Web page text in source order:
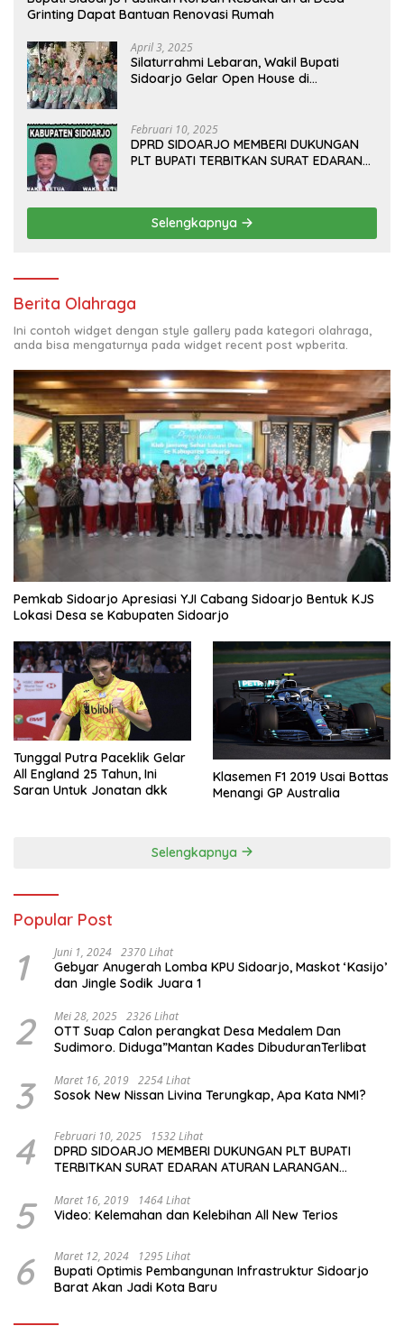
Grinting Dapat Bantuan Renovasi Rumah
April 3, 2025
Silaturrahmi Lebaran, Wakil Bupati
Sidoarjo Gelar Open House di
Februari 10, 2025
DPRD SIDOARJO MEMBERI DUKUNGAN
PLT BUPATI TERBITKAN SURAT EDARAN
KELUAR KOTA
Selengkapnya
Berita Olahraga
Ini contoh widget dengan style gallery pada kategori olahraga,
anda bisa mengaturnya pada widget recent post wpberita.
Pemkab Sidoarjo Apresiasi YJI Cabang Sidoarjo Bentuk KJS
Lokasi Desa se Kabupaten Sidoarjo
Tunggal Putra Paceklik Gelar
All England 25 Tahun, Ini
Saran Untuk Jonatan dkk
Klasemen F1 2019 Usai Bottas
Menangi GP Australia
Selengkapnya
Popular Post
1 Juni 1, 2024 2370 Lihat
Gebyar Anugerah Lomba KPU Sidoarjo, Maskot ‘Kasijo’
dan Jingle Sodik Juara 1
2 Mei 28, 2025 2326 Lihat
OTT Suap Calon perangkat Desa Medalem Dan
Sudimoro. Diduga”Mantan Kades DibuduranTerlibat
3 Maret 16, 2019 2254 Lihat
Sosok New Nissan Livina Terungkap, Apa Kata NMI?
4 Februari 10, 2025 1532 Lihat
DPRD SIDOARJO MEMBERI DUKUNGAN PLT BUPATI
TERBITKAN SURAT EDARAN ATURAN LARANGAN
KELUAR KOTA
5 Maret 16, 2019 1464 Lihat
Video: Kelemahan dan Kelebihan All New Terios
6 Maret 12, 2024 1295 Lihat
Bupati Optimis Pembangunan Infrastruktur Sidoarjo
Barat Akan Jadi Kota Baru